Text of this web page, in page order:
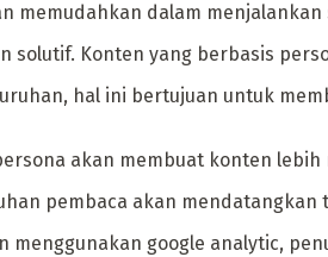
memudahkan dalam
Konten yang berbasis
hal ini bertujuan untuk
akan membuat konten
pembaca akan mendatangkan
google analytic,